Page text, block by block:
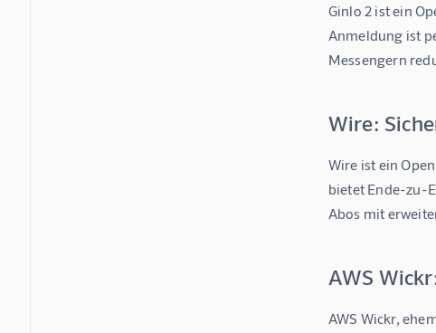
Ginlo 2 ist ein
Anmeldung ist
Messengern
Wire:
Wire ist ein
bietet Ende-zu-
Abos mit
AWS
AWS Wickr,